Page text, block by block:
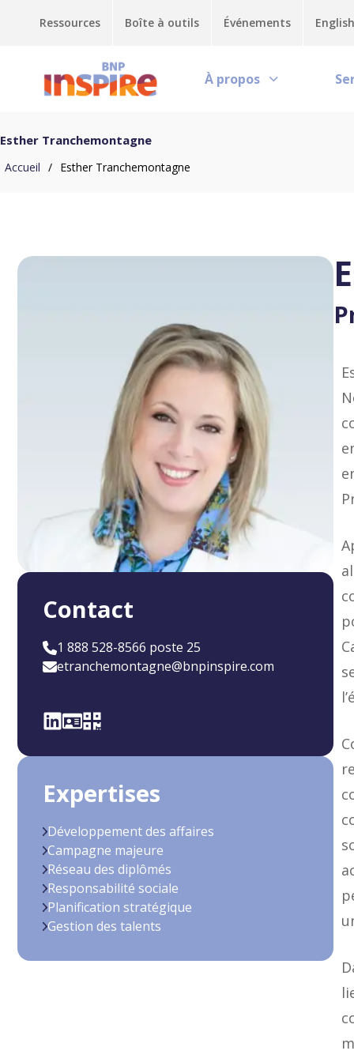
Ressources Boîte à outils Événements English
À propos
Esther Tranchemontagne
Accueil / Esther Tranchemontagne
Contact
1 888 528-8566 poste 25
etranchemontagne@bnpinspire.com
Expertises
Développement des affaires
Campagne majeure
Réseau des diplômés
Responsabilité sociale
Planification stratégique
Gestion des talents